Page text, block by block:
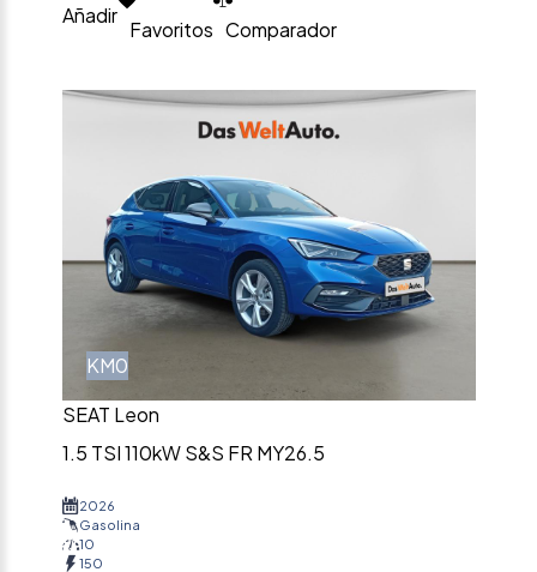
Añadir
Favoritos Comparador
KM0
SEAT Leon
1.5 TSI 110kW S&S FR MY26.5
2026
Gasolina
10
150